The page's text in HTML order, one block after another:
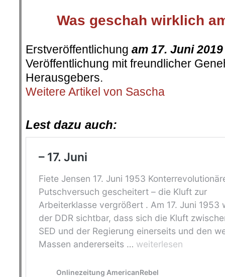
Herausgebers.
.
Lest dazu auch:
Die blutige Fratze der
Die Konterrevolution in der DDR und